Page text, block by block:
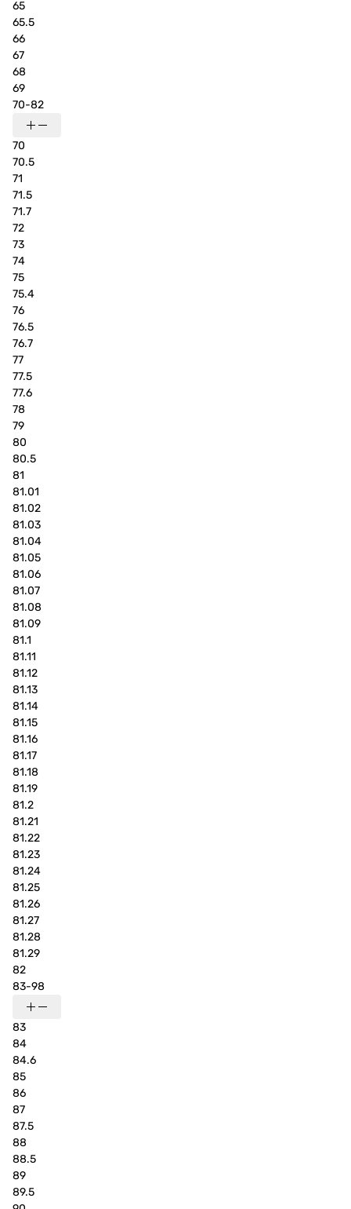
65
65.5
66
67
68
69
70-82
70
70.5
71
71.5
71.7
72
73
74
75
75.4
76
76.5
76.7
77
77.5
77.6
78
79
80
80.5
81
81.01
81.02
81.03
81.04
81.05
81.06
81.07
81.08
81.09
81.1
81.11
81.12
81.13
81.14
81.15
81.16
81.17
81.18
81.19
81.2
81.21
81.22
81.23
81.24
81.25
81.26
81.27
81.28
81.29
82
83-98
83
84
84.6
85
86
87
87.5
88
88.5
89
89.5